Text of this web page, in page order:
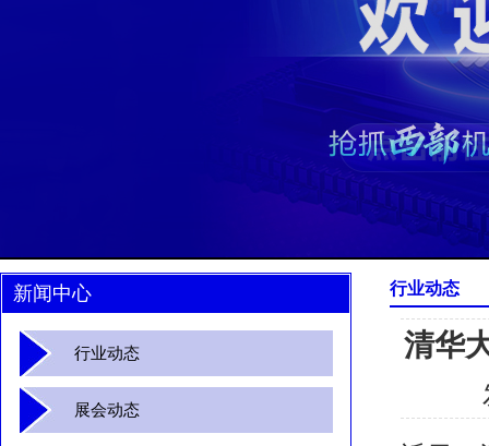
新闻中心
行业动态
展会动态
行业动态
清华